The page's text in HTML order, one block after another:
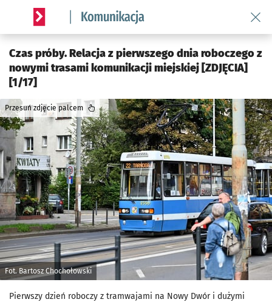
Serwis informacyjny wroclaw.pl podserwis: Komunikacja
Czas próby. Relacja z pierwszego dnia roboczego z
nowymi trasami komunikacji miejskiej [ZDJĘCIA]
[1/17]
Fot. Bartosz Chochołowski
Przesuń zdjęcie palcem
Pierwszy dzień roboczy z tramwajami na Nowy Dwór i dużymi